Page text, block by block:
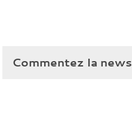
Commentez la news